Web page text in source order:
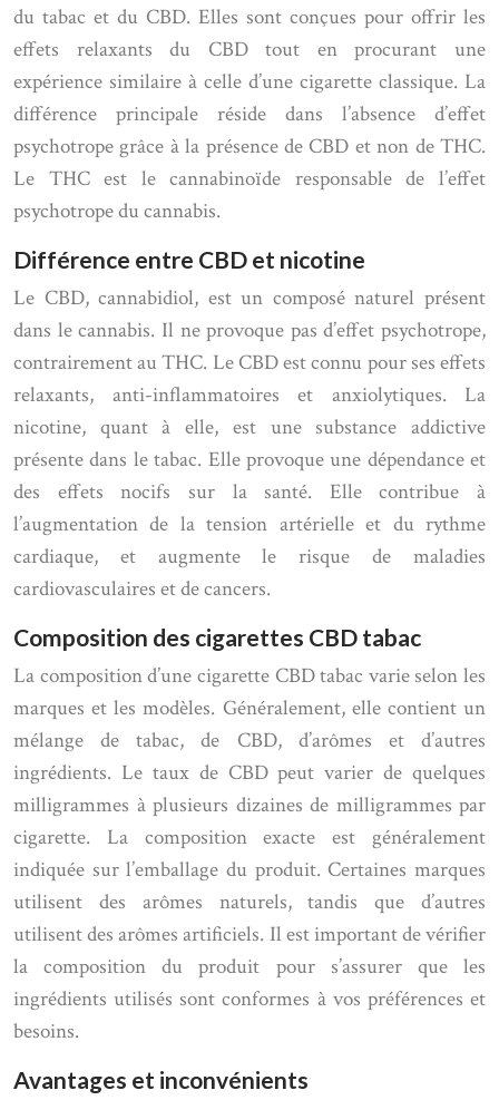
du tabac et du CBD. Elles sont conçues pour offrir les
effets relaxants du CBD tout en procurant une
expérience similaire à celle d’une cigarette classique. La
différence principale réside dans l’absence d’effet
psychotrope grâce à la présence de CBD et non de THC.
Le THC est le cannabinoïde responsable de l’effet
psychotrope du cannabis.
Différence entre CBD et nicotine
Le CBD, cannabidiol, est un composé naturel présent
dans le cannabis. Il ne provoque pas d’effet psychotrope,
contrairement au THC. Le CBD est connu pour ses effets
relaxants, anti-inflammatoires et anxiolytiques. La
nicotine, quant à elle, est une substance addictive
présente dans le tabac. Elle provoque une dépendance et
des effets nocifs sur la santé. Elle contribue à
l’augmentation de la tension artérielle et du rythme
cardiaque, et augmente le risque de maladies
cardiovasculaires et de cancers.
Composition des cigarettes CBD tabac
La composition d’une cigarette CBD tabac varie selon les
marques et les modèles. Généralement, elle contient un
mélange de tabac, de CBD, d’arômes et d’autres
ingrédients. Le taux de CBD peut varier de quelques
milligrammes à plusieurs dizaines de milligrammes par
cigarette. La composition exacte est généralement
indiquée sur l’emballage du produit. Certaines marques
utilisent des arômes naturels, tandis que d’autres
utilisent des arômes artificiels. Il est important de vérifier
la composition du produit pour s’assurer que les
ingrédients utilisés sont conformes à vos préférences et
besoins.
Avantages et inconvénients